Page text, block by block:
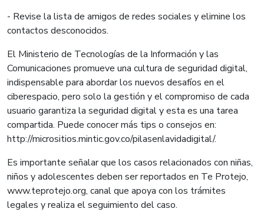
- Revise la lista de amigos de redes sociales y elimine los
contactos desconocidos.
El Ministerio de Tecnologías de la Información y las
Comunicaciones promueve una cultura de seguridad digital,
indispensable para abordar los nuevos desafíos en el
ciberespacio, pero solo la gestión y el compromiso de cada
usuario garantiza la seguridad digital y esta es una tarea
compartida. Puede conocer más tips o consejos en:
http://micrositios.mintic.gov.co/pilasenlavidadigital/.
Es importante señalar que los casos relacionados con niñas,
niños y adolescentes deben ser reportados en Te Protejo,
www.teprotejo.org, canal que apoya con los trámites
legales y realiza el seguimiento del caso.